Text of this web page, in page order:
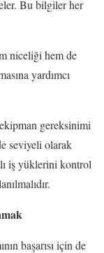
Bu bilgiler her
niceliği hem de
yardımcı
gereksinimi
seviyeli olarak
iş yüklerini kontrol
başarısı için de